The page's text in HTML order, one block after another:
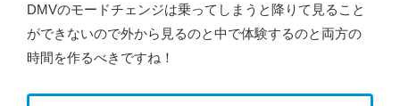
DMVのモードチェンジは乗ってしまうと降りて見ること
ができないので外から見るのと中で体験するのと両方の
時間を作るべきですね！